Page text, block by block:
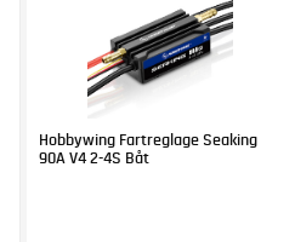
Hobbywing Fartreglage Seaking
90A V4 2-4S Båt